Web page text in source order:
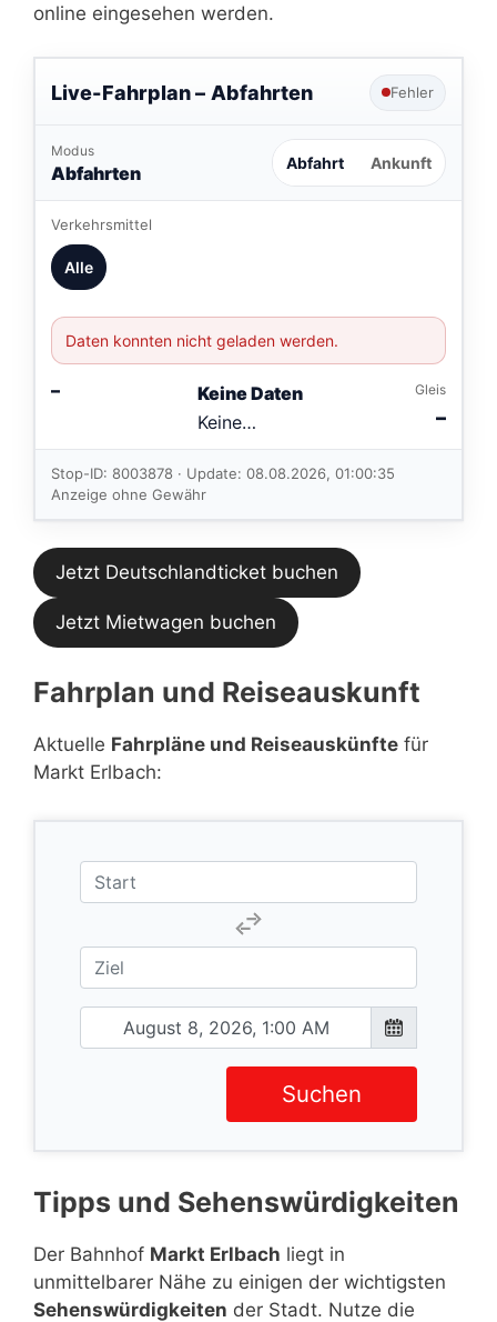
online eingesehen werden.
Live-Fahrplan – Abfahrten Fehler
Modus
Abfahrten Abfahrt Ankunft
Verkehrsmittel
Alle
Daten konnten nicht geladen werden.
–
Keine Daten
Keine
Verbindungen
im aktuellen
Feed.
Gleis
–
Stop-ID: 8003878 · Update: 08.08.2026, 01:00:35
Anzeige ohne Gewähr
Jetzt Deutschlandticket buchen
Jetzt Mietwagen buchen
Fahrplan und Reiseauskunft
Aktuelle Fahrpläne und Reiseauskünfte für
Markt Erlbach:
Suchen
Tipps und Sehenswürdigkeiten
Der Bahnhof Markt Erlbach liegt in
unmittelbarer Nähe zu einigen der wichtigsten
Sehenswürdigkeiten der Stadt. Nutze die